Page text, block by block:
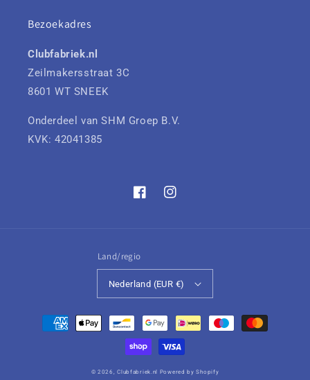
Bezoekadres
Clubfabriek.nl
Zeilmakersstraat 3C
8601 WT SNEEK
Onderdeel van SHM Groep B.V.
KVK: 42041385
FacebookInstagram
Land/regio
Nederland (EUR €)
Betaalmethoden
© 2026,Clubfabriek.nl Powered by Shopify